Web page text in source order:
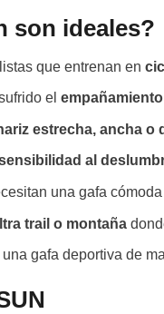
son ideales?
que entrenan en
el
estrecha, ancha o
al
una gafa
trail o montaña
gafa deportiva de